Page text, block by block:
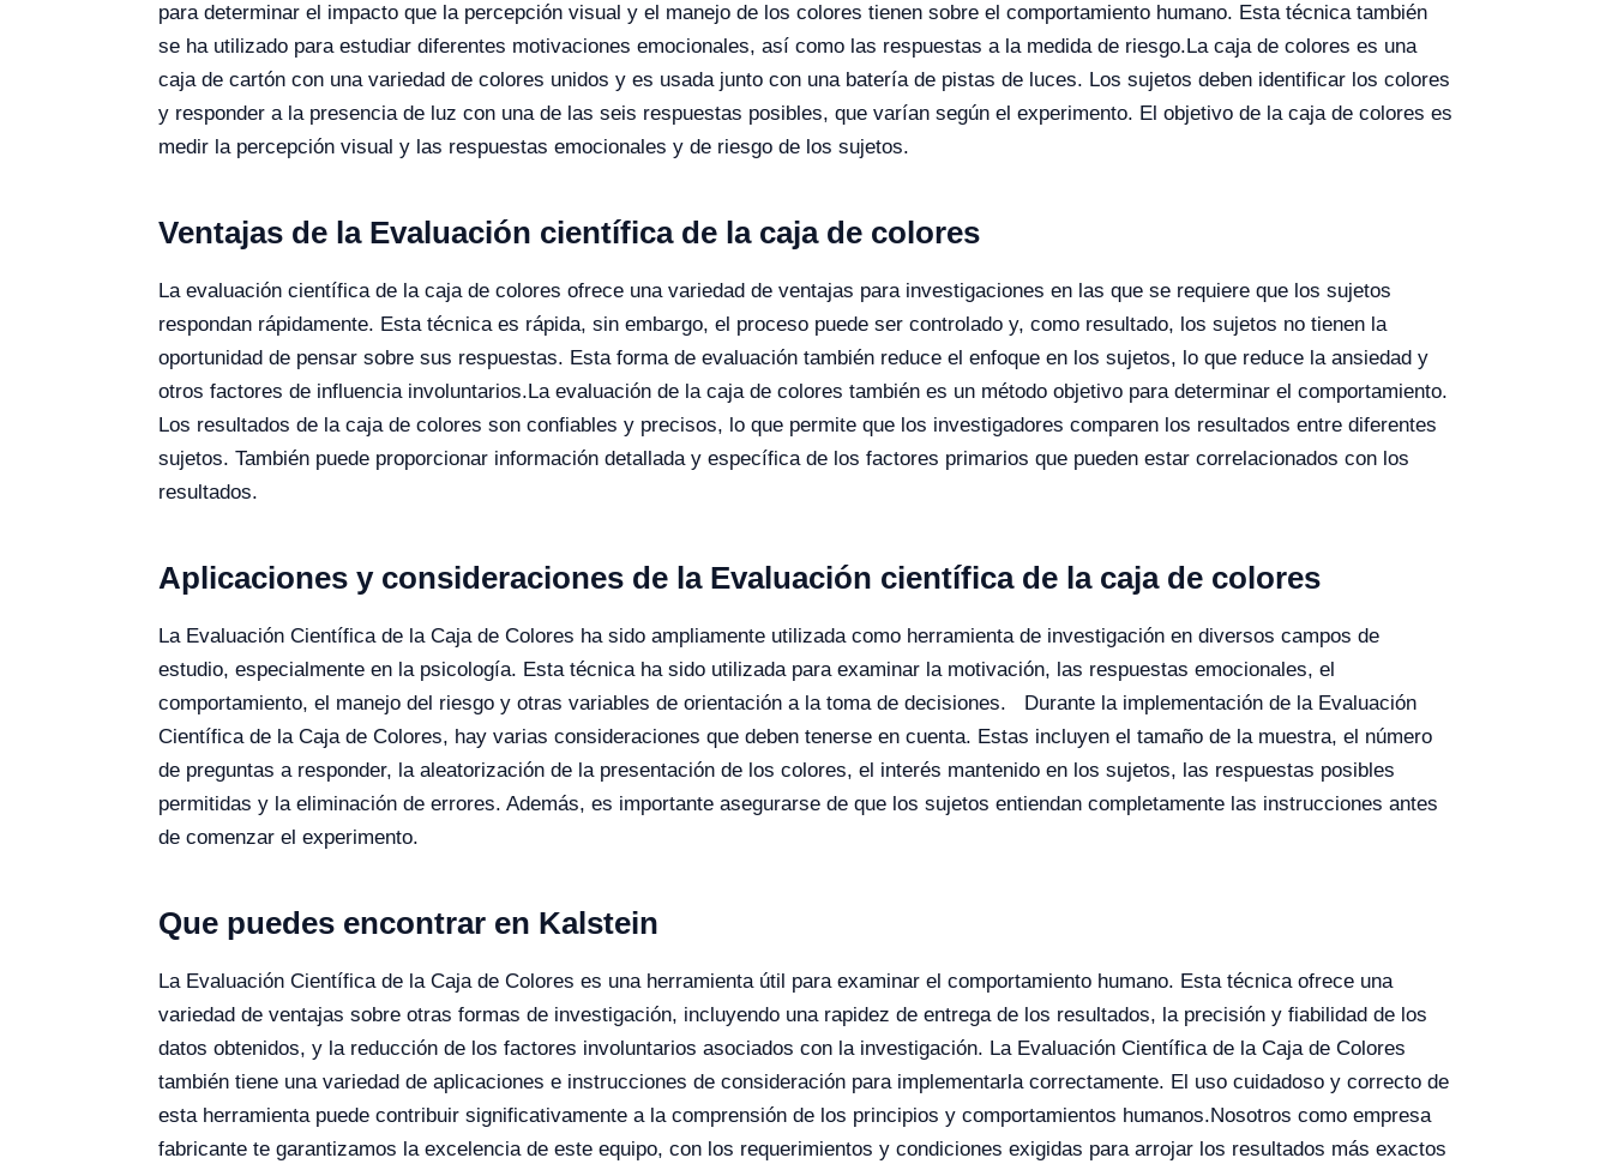
para determinar el impacto que la percepción visual y el manejo de los colores tienen sobre el comportamiento humano. Esta técnica también
se ha utilizado para estudiar diferentes motivaciones emocionales, así como las respuestas a la medida de riesgo.La caja de colores es una
caja de cartón con una variedad de colores unidos y es usada junto con una batería de pistas de luces. Los sujetos deben identificar los colores
y responder a la presencia de luz con una de las seis respuestas posibles, que varían según el experimento. El objetivo de la caja de colores es
medir la percepción visual y las respuestas emocionales y de riesgo de los sujetos.
Ventajas de la Evaluación científica de la caja de colores
La evaluación científica de la caja de colores ofrece una variedad de ventajas para investigaciones en las que se requiere que los sujetos
respondan rápidamente. Esta técnica es rápida, sin embargo, el proceso puede ser controlado y, como resultado, los sujetos no tienen la
oportunidad de pensar sobre sus respuestas. Esta forma de evaluación también reduce el enfoque en los sujetos, lo que reduce la ansiedad y
otros factores de influencia involuntarios.La evaluación de la caja de colores también es un método objetivo para determinar el comportamiento.
Los resultados de la caja de colores son confiables y precisos, lo que permite que los investigadores comparen los resultados entre diferentes
sujetos. También puede proporcionar información detallada y específica de los factores primarios que pueden estar correlacionados con los
resultados.
Aplicaciones y consideraciones de la Evaluación científica de la caja de colores
La Evaluación Científica de la Caja de Colores ha sido ampliamente utilizada como herramienta de investigación en diversos campos de
estudio, especialmente en la psicología. Esta técnica ha sido utilizada para examinar la motivación, las respuestas emocionales, el
comportamiento, el manejo del riesgo y otras variables de orientación a la toma de decisiones.
Durante la implementación de la Evaluación
Científica de la Caja de Colores, hay varias consideraciones que deben tenerse en cuenta. Estas incluyen el tamaño de la muestra, el número
de preguntas a responder, la aleatorización de la presentación de los colores, el interés mantenido en los sujetos, las respuestas posibles
permitidas y la eliminación de errores. Además, es importante asegurarse de que los sujetos entiendan completamente las instrucciones antes
de comenzar el experimento.
Que puedes encontrar en Kalstein
La Evaluación Científica de la Caja de Colores es una herramienta útil para examinar el comportamiento humano. Esta técnica ofrece una
variedad de ventajas sobre otras formas de investigación, incluyendo una rapidez de entrega de los resultados, la precisión y fiabilidad de los
datos obtenidos, y la reducción de los factores involuntarios asociados con la investigación. La Evaluación Científica de la Caja de Colores
también tiene una variedad de aplicaciones e instrucciones de consideración para implementarla correctamente. El uso cuidadoso y correcto de
esta herramienta puede contribuir significativamente a la comprensión de los principios y comportamientos humanos.Nosotros como empresa
fabricante te garantizamos la excelencia de este equipo, con los requerimientos y condiciones exigidas para arrojar los resultados más exactos